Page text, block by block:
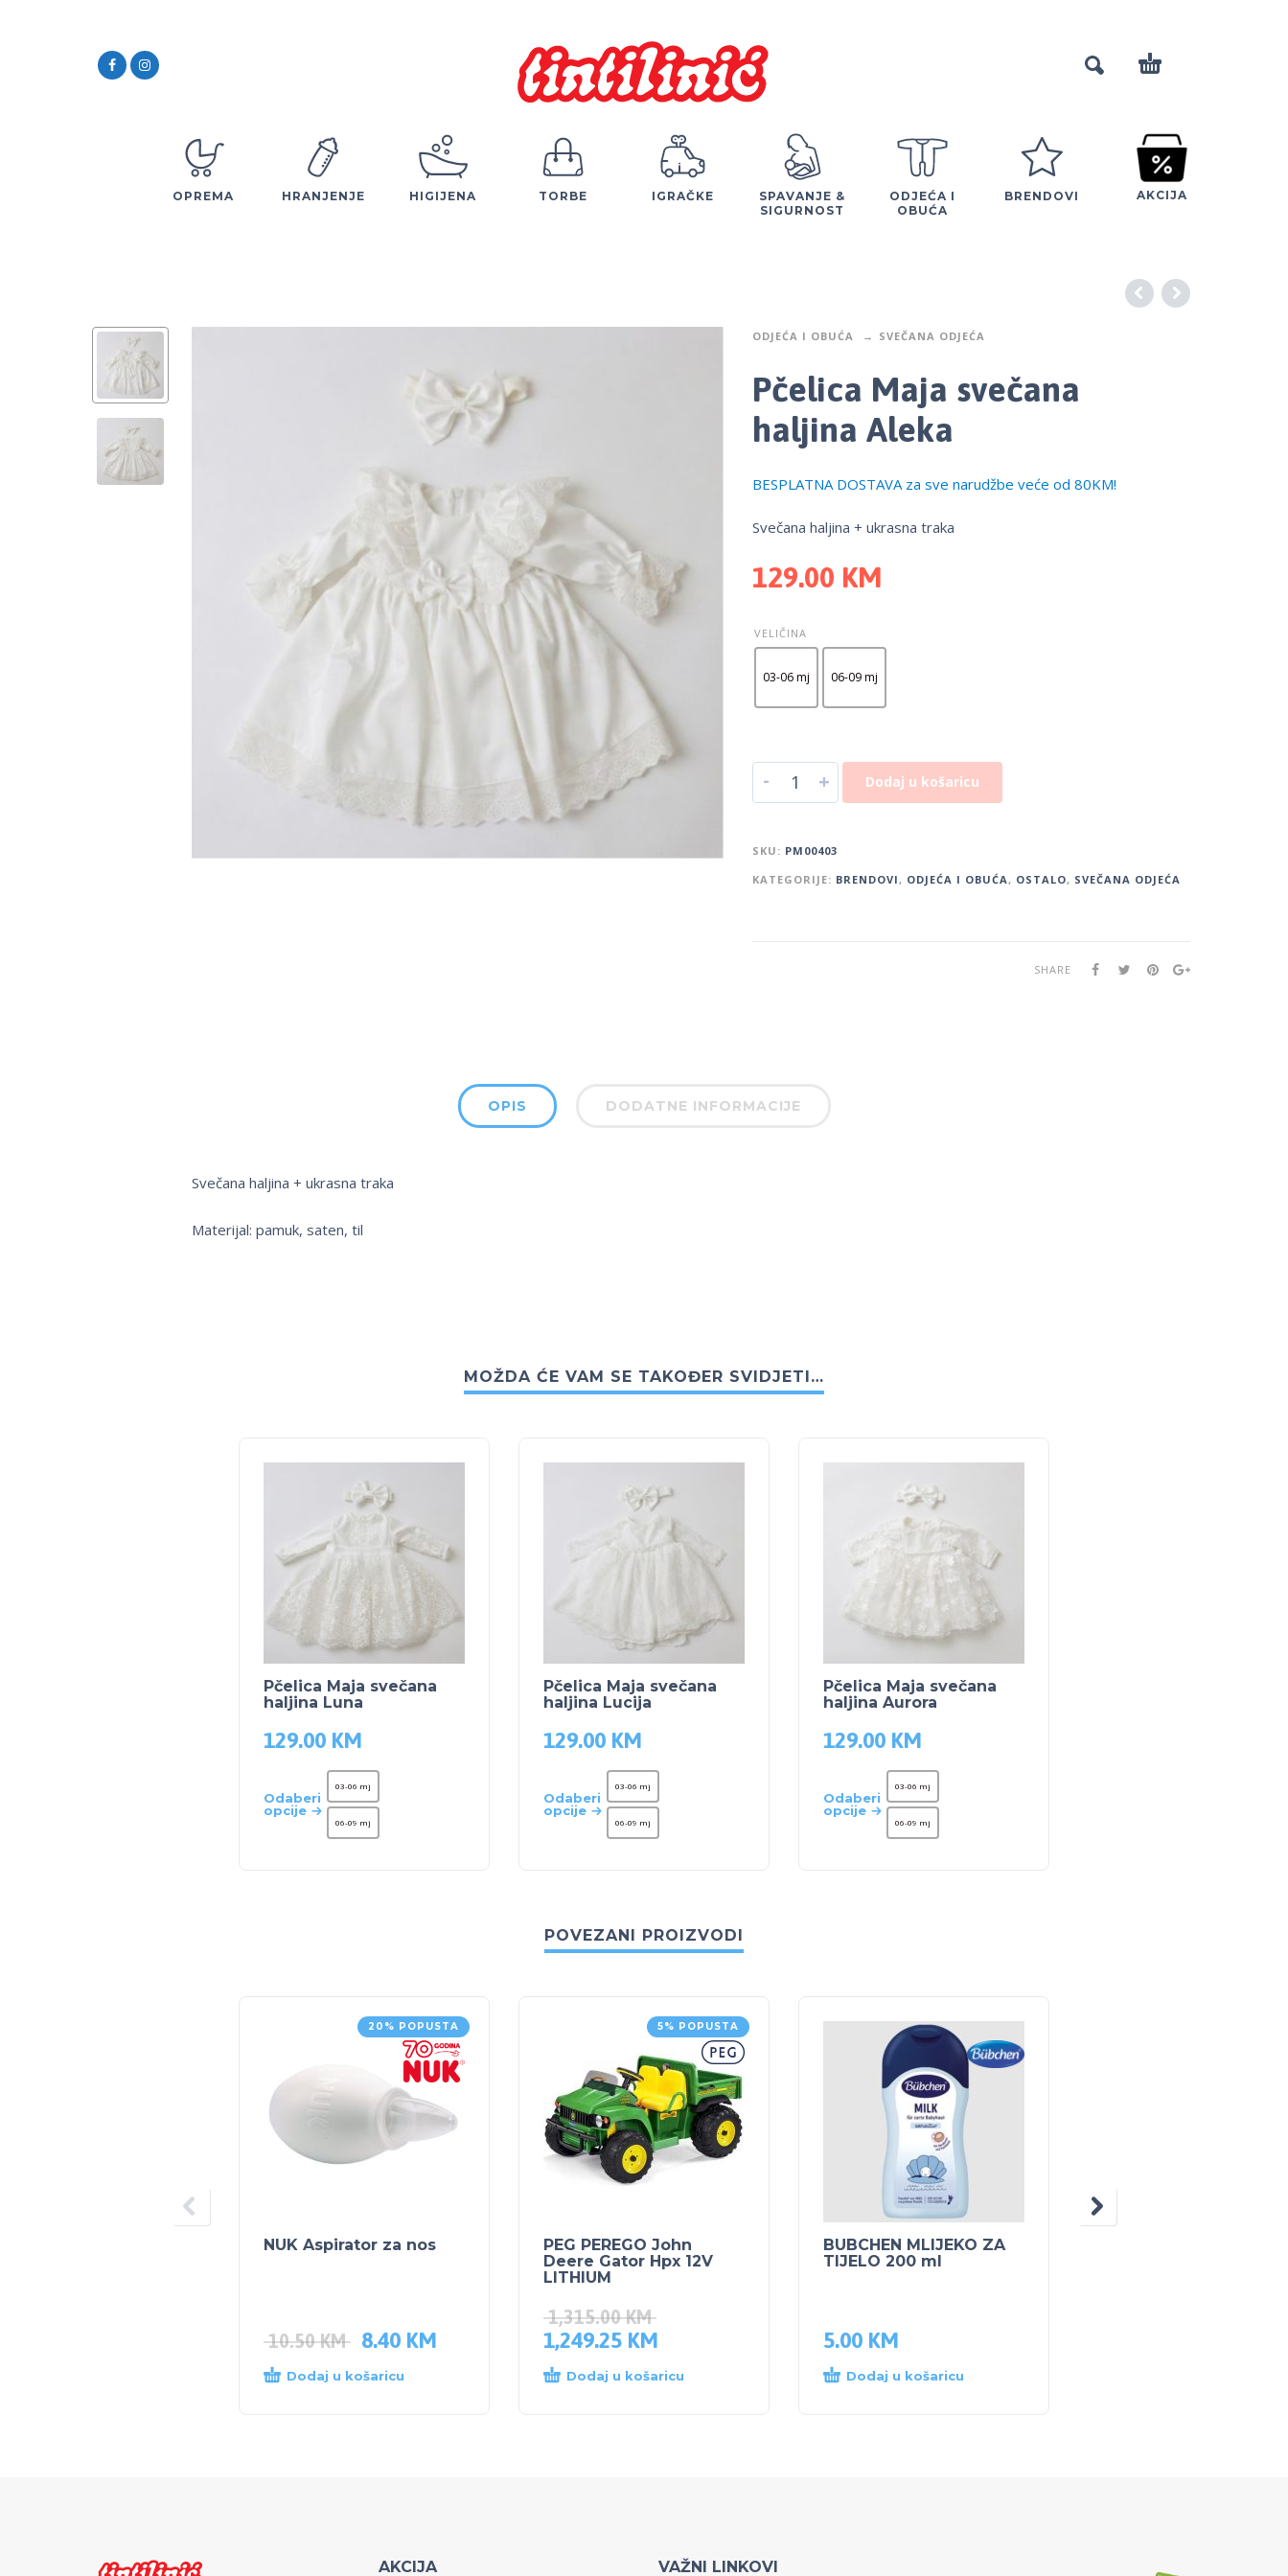
OPREMA HRANJENJE HIGIJENA TORBE IGRAČKE
SPAVANJE &
SIGURNOST
ODJEĆA I
OBUĆA
BRENDOVI AKCIJA
ODJEĆA I OBUĆA SVEČANA ODJEĆA
Pčelica Maja svečana
haljina Aleka
BESPLATNA DOSTAVA za sve narudžbe veće od 80KM!
Svečana haljina + ukrasna traka
129.00 KM
VELIČINA
03-06 mj 06-09 mj
- + Dodaj u košaricu
SKU: PM00403
KATEGORIJE: BRENDOVI, ODJEĆA I OBUĆA, OSTALO, SVEČANA ODJEĆA
SHARE
OPIS DODATNE INFORMACIJE
Svečana haljina + ukrasna traka
Materijal: pamuk, saten, til
MOŽDA ĆE VAM SE TAKOĐER SVIDJETI…
Pčelica Maja svečana
haljina Luna
129.00 KM
Odaberi
opcije
03-06 mj
06-09 mj
Pčelica Maja svečana
haljina Lucija
129.00 KM
Odaberi
opcije
03-06 mj
06-09 mj
Pčelica Maja svečana
haljina Aurora
129.00 KM
Odaberi
opcije
03-06 mj
06-09 mj
POVEZANI PROIZVODI
20% POPUSTA
NUK Aspirator za nos
10.50KM 8.40 KM
Dodaj u košaricu
5% POPUSTA
PEG PEREGO John
Deere Gator Hpx 12V
LITHIUM
1,315.00KM
1,249.25 KM
Dodaj u košaricu
BUBCHEN MLIJEKO ZA
TIJELO 200 ml
5.00 KM
Dodaj u košaricu
AKCIJA VAŽNI LINKOVI